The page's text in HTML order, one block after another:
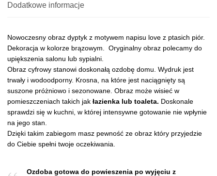
Dodatkowe informacje
Nowoczesny obraz dyptyk z motywem napisu love z ptasich piór.
Dekoracja w kolorze brązowym. Oryginalny obraz polecamy do
upiększenia salonu lub sypialni.
Obraz cyfrowy stanowi doskonałą ozdobę domu. Wydruk jest
trwały i wodoodporny. Krosna, na które jest naciągnięty są
suszone próżniowo i sezonowane. Obraz może wisieć w
pomieszczeniach takich jak łazienka lub toaleta. Doskonale
sprawdzi się w kuchni, w której intensywne gotowanie nie wpłynie
na jego stan.
Dzięki takim zabiegom masz pewność ze obraz który przyjedzie
do Ciebie spełni twoje oczekiwania.
Ozdoba gotowa do powieszenia po wyjęciu z